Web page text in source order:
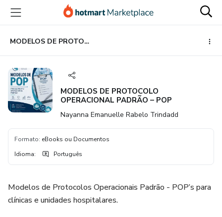
para
conteúdo
principal
para
pagamento
para
rodapé
MODELOS DE PROTOCOLO OPERACIONAL PADRÃO – POP
MODELOS DE PROTOCOLO
OPERACIONAL PADRÃO – POP
Nayanna Emanuelle Rabelo Trindadd
Formato: eBooks ou Documentos
Idioma: Português
Modelos de Protocolos Operacionais Padrão - POP’s para
clínicas e unidades hospitalares.